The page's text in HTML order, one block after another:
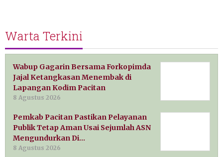
Warta Terkini
Wabup Gagarin Bersama Forkopimda
Jajal Ketangkasan Menembak di
Lapangan Kodim Pacitan
8 Agustus 2026
Pemkab Pacitan Pastikan Pelayanan
Publik Tetap Aman Usai Sejumlah ASN
Mengundurkan Di…
8 Agustus 2026